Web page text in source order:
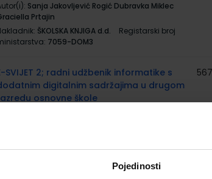
Pojedinosti
Sanja Jakovljević Rogić Dubravka Miklec
Prtajin
ŠKOLSKA KNJIGA d.d.
Registarski broj
7059-DOM3
SVIJET 2; radni udžbenik informatike s
digitalnim sadržajima u drugom
osnovne škole